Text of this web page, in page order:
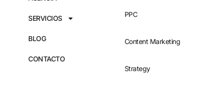
SERVICIOS
BLOG
CONTACTO
PPC
Content Marketing
Strategy